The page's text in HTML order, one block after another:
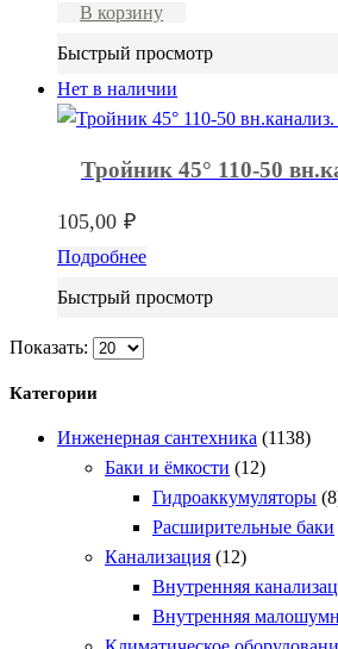
В корзину
Быстрый просмотр
Нет в наличии
Тройник 45° 110-50
105,00 ₽
Подробнее
Быстрый просмотр
Показать:
Категории
Инженерная сантехника (1138)
Баки и ёмкости (12)
Гидроаккумуляторы
Расширительные баки
Канализация (12)
Внутренняя
Внутренняя